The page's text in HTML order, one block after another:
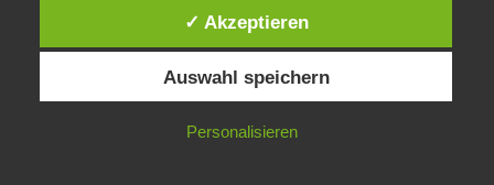
Gastartikel
Diese Website verwendet Cookies. Durch die weitere Nutzung dieser
Website stimmst du der Verwendung von Cookies zu.
IN ORDNUNG
✓ Akzeptieren
Auswahl speichern
Personalisieren